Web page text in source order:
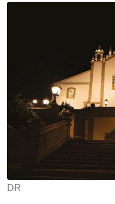
DR